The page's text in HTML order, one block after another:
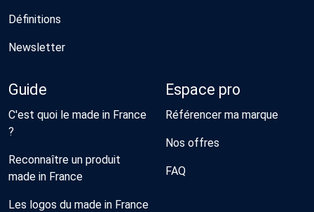
Définitions
Newsletter
Guide
C'est quoi le made in France
?
Reconnaître un produit
made in France
Les logos du made in France
Espace pro
Référencer ma marque
Nos offres
FAQ